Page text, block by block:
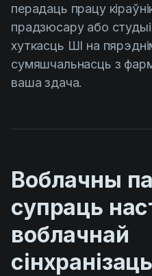
перадаць працу
прадзюсару або
хуткасць ШІ на
сумяшчальнасць з
ваша здача.
Воблачны
супраць
воблачнай